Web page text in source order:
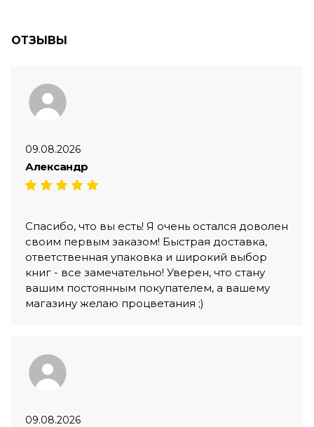
ОТЗЫВЫ
09.08.2026
Александр
Спасибо, что вы есть! Я очень остался доволен
своим первым заказом! Быстрая доставка,
ответственная упаковка и широкий выбор
книг - все замечательно! Уверен, что стану
вашим постоянным покупателем, а вашему
магазину желаю процветания ;)
09.08.2026